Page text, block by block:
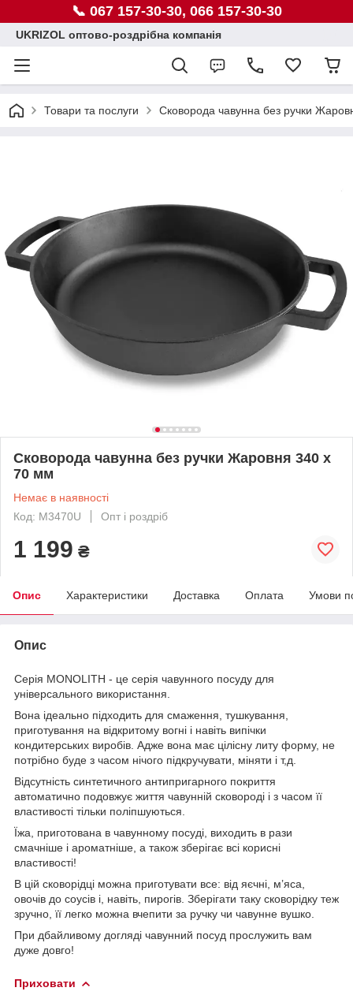
📞 067 157-30-30, 066 157-30-30
UKRIZOL оптово-роздрібна компанія
Товари та послуги Сковорода чавунна без ручки
Сковорода чавунна без ручки Жаровня 340 х
70 мм
Немає в наявності
Код: M3470U
Опт і роздріб
1 199 ₴
Опис Характеристики Доставка Оплата Умови
Опис
Серія MONOLITH - це серія чавунного посуду для
універсального використання.
Вона ідеально підходить для смаження, тушкування,
приготування на відкритому вогні і навіть випічки
кондитерських виробів. Адже вона має цілісну литу форму, не
потрібно буде з часом нічого підкручувати, міняти і т,д.
Відсутність синтетичного антипригарного покриття
автоматично подовжує життя чавунній сковороді і з часом її
властивості тільки поліпшуються.
Їжа, приготована в чавунному посуді, виходить в рази
смачніше і ароматніше, а також зберігає всі корисні
властивості!
В цій сковорідці можна приготувати все: від яєчні, м’яса,
овочів до соусів і, навіть, пирогів. Зберігати таку сковорідку теж
зручно, її легко можна вчепити за ручку чи чавунне вушко.
При дбайливому догляді чавунний посуд прослужить вам
дуже довго!
Приховати